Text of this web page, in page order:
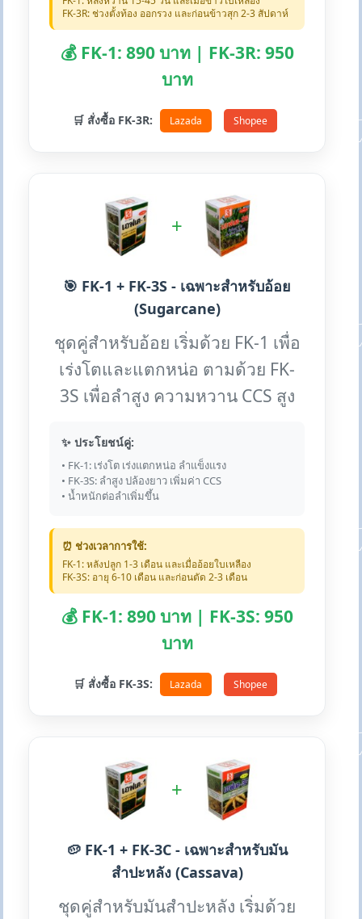
FK-3R: ช่วงตั้งท้อง ออกรวง และก่อนข้าวสุก 2-3 สัปดาห์
💰 FK-1: 890 บาท | FK-3R: 950
บาท
🛒 สั่งซื้อ FK-3R: Lazada Shopee
+
🎯 FK-1 + FK-3S - เฉพาะสำหรับอ้อย
(Sugarcane)
ชุดคู่สำหรับอ้อย เริ่มด้วย FK-1 เพื่อ
เร่งโตและแตกหน่อ ตามด้วย FK-
3S เพื่อลำสูง ความหวาน CCS สูง
✨ ประโยชน์คู่:
• FK-1: เร่งโต เร่งแตกหน่อ ลำแข็งแรง
• FK-3S: ลำสูง ปล้องยาว เพิ่มค่า CCS
• น้ำหนักต่อลำเพิ่มขึ้น
⏰ ช่วงเวลาการใช้:
FK-1: หลังปลูก 1-3 เดือน และเมื่ออ้อยใบเหลือง
FK-3S: อายุ 6-10 เดือน และก่อนตัด 2-3 เดือน
💰 FK-1: 890 บาท | FK-3S: 950
บาท
🛒 สั่งซื้อ FK-3S: Lazada Shopee
+
🥔 FK-1 + FK-3C - เฉพาะสำหรับมัน
สำปะหลัง (Cassava)
ชุดคู่สำหรับมันสำปะหลัง เริ่มด้วย